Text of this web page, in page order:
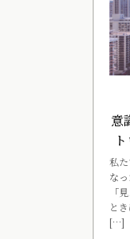
意
私
な
「
と
[…]